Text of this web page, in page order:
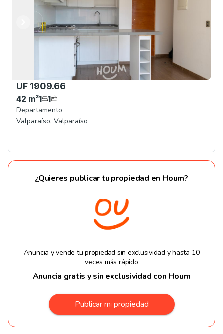
Anterior
Siguiente
UF 1909.66
42 m²1 1
Departamento
Valparaíso, Valparaíso
¿Quieres publicar tu propiedad en Houm?
Anuncia y vende tu propiedad sin exclusividad y hasta 10
veces más rápido
Anuncia gratis y sin exclusividad con Houm
Publicar mi propiedad